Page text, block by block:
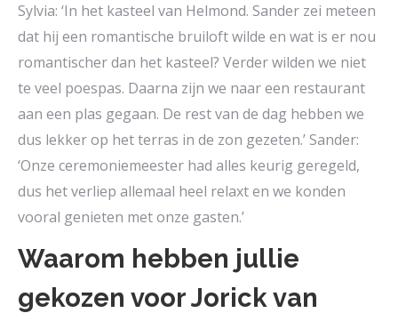
Sylvia: ‘In het kasteel van Helmond. Sander zei meteen
dat hij een romantische bruiloft wilde en wat is er nou
romantischer dan het kasteel? Verder wilden we niet
te veel poespas. Daarna zijn we naar een restaurant
aan een plas gegaan. De rest van de dag hebben we
dus lekker op het terras in de zon gezeten.’ Sander:
‘Onze ceremoniemeester had alles keurig geregeld,
dus het verliep allemaal heel relaxt en we konden
vooral genieten met onze gasten.’
Waarom hebben jullie
gekozen voor Jorick van